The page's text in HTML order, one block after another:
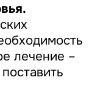
лечение –